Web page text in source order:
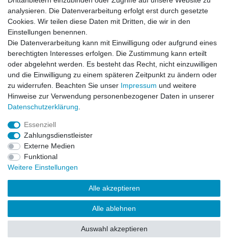
Daten­schutz­erklärung
Barrierefreiheitserklärung Widerrufs­recht
Vertrag widerrufen
© Copyright 2026 | Alle Rechte vorbehalten.
analysieren. Die Datenverarbeitung erfolgt erst durch gesetzte
Cookies. Wir teilen diese Daten mit Dritten, die wir in den
Einstellungen benennen.
Die Datenverarbeitung kann mit Einwilligung oder aufgrund eines
berechtigten Interesses erfolgen. Die Zustimmung kann erteilt
oder abgelehnt werden. Es besteht das Recht, nicht einzuwilligen
und die Einwilligung zu einem späteren Zeitpunkt zu ändern oder
zu widerrufen. Beachten Sie unser Impressum und weitere
Hinweise zur Verwendung personenbezogener Daten in unserer
Daten­schutz­erklärung
Essenziell
Zahlungsdienstleister
Externe Medien
Funktional
Weitere Einstellungen
Alle akzeptieren
Alle ablehnen
Auswahl akzeptieren